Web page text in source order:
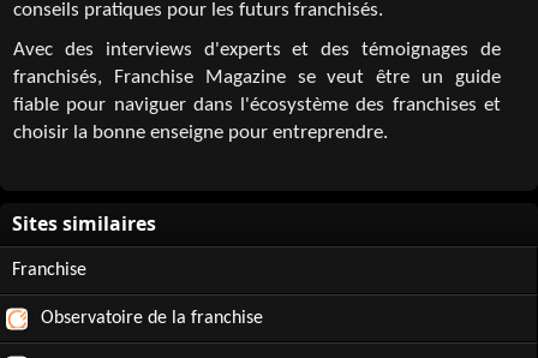
conseils pratiques pour les futurs franchisés.
Avec des interviews d'experts et des témoignages de
franchisés, Franchise Magazine se veut être un guide
fiable pour naviguer dans l'écosystème des franchises et
choisir la bonne enseigne pour entreprendre.
Franchise
Observatoire de la franchise